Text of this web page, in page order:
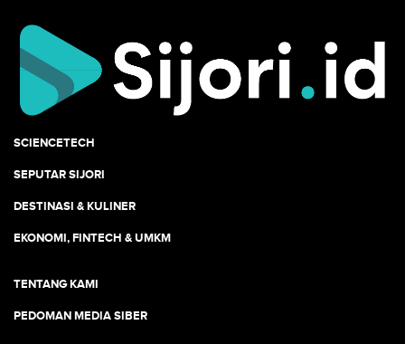
SCIENCETECH
SEPUTAR SIJORI
DESTINASI & KULINER
EKONOMI, FINTECH & UMKM
TENTANG KAMI
PEDOMAN MEDIA SIBER